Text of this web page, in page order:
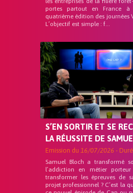
portes partout en France à
quatrième édition des journées
L’objectif est simple : f...
S’EN SORTIR ET SE
LA RÉUSSITE DE
Emission du 16/07/2026 -
Samuel Bloch a transformé
l’addiction en métier
transformer les épreuves de
projet professionnel ? C’est la